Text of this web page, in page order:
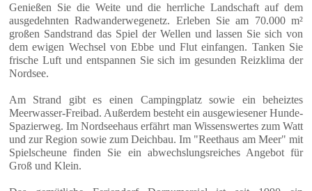
Genießen Sie die Weite und die herrliche Landschaft auf dem
ausgedehnten Radwanderwegenetz. Erleben Sie am 70.000 m²
großen Sandstrand das Spiel der Wellen und lassen Sie sich von
dem ewigen Wechsel von Ebbe und Flut einfangen. Tanken Sie
frische Luft und entspannen Sie sich im gesunden Reizklima der
Nordsee.
Am Strand gibt es einen Campingplatz sowie ein beheiztes
Meerwasser-Freibad. Außerdem besteht ein ausgewiesener Hunde-
Spazierweg. Im Nordseehaus erfährt man Wissenswertes zum Watt
und zur Region sowie zum Deichbau. Im "Reethaus am Meer" mit
Spielscheune finden Sie ein abwechslungsreiches Angebot für
Groß und Klein.